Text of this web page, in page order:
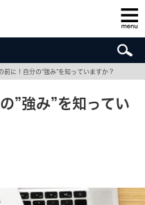
に！自分の”強み”を知っていますか？
”強み”を知ってい